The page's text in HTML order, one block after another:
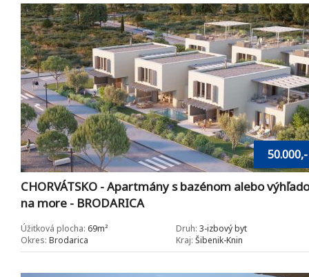
CHORVÁTSKO - Apartmány s bazénom alebo
na more - BRODARICA
Úžitková plocha: 69m² Druh: 3-izbový byt
Okres: Brodarica Kraj: Šibenik-Knin